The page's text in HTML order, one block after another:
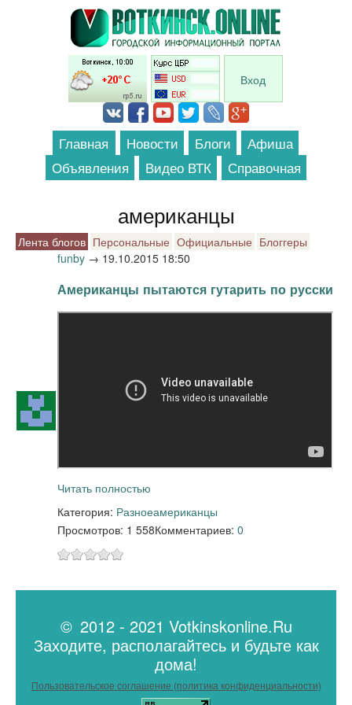
Перейти к основному содержанию
Вход
Главная Новости Блоги
Афиша
Объявления
Видео ВТК Справочная
американцы
Лента блогов Персональные Официальные Блоггеры
funby → 19.10.2015 18:50
Американцы пытаются гутарить по русски
Читать полностью
Категория: Разноеамериканцы
Просмотров: 1 558Комментариев: 0
© 2012 - 2021 Votkinskonline.Ru
Заходите, располагайтесь и будьте как
дома!
Пользовательское соглашение (политика конфиденциальности)